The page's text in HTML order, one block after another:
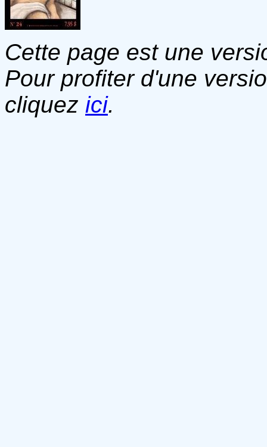
Cette page est une
Pour profiter d'une
cliquez ici.